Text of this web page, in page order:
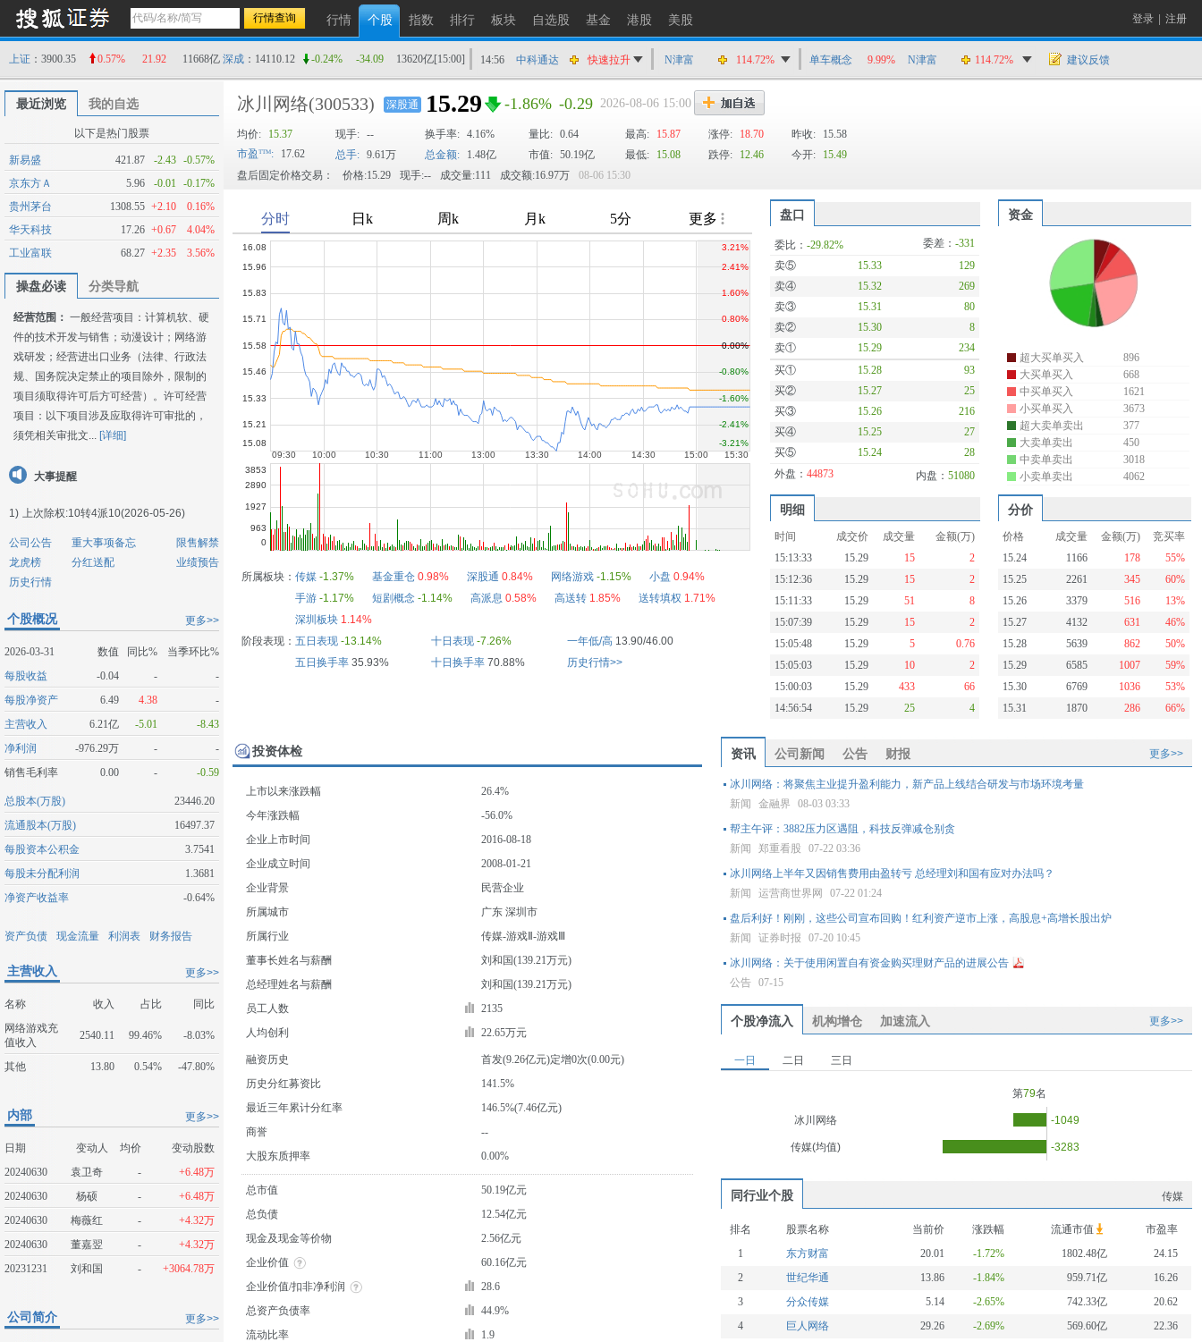
行情 个股 指数 排行 板块 自选股 基金 港股 美股 登录 注册
上证 ：3900.35 0.57% 21.92 11668亿 深成 ：14110.12 -0.24% -34.09 13620亿[15:00] 14:56 中科通达
快速拉升
14:55
三环集团
快速拉升
14:55
郑州煤电
猛烈打压
14:54
澄天伟业
快速拉升
致远互联
猛烈打压
14:53
怡达股份
快速拉升
N津富 114.72% 单车概念 9.99% N津富 114.72% 建议反馈
最近浏览 我的自选
以下是热门股票
新易盛 421.87 -2.43 -0.57%
京东方Ａ
5.96 -0.01
-0.17%
贵州茅台
1308.55 +2.10
0.16%
华天科技
17.26 +0.67
4.04%
工业富联
68.27 +2.35 3.56%
操盘必读 分类导航
经营范围： 一般经营项目：计算机软、硬
件的技术开发与销售；动漫设计；网络游
戏研发；经营进出口业务（法律、行政法
规、国务院决定禁止的项目除外，限制的
项目须取得许可后方可经营）。许可经营
项目：以下项目涉及应取得许可审批的，
须凭相关审批文... [详细]
大事提醒
1) 上次除权:10转4派10(2026-05-26)
公司公告 重大事项备忘
限售解禁
龙虎榜
分红送配
业绩预告
历史行情
更多>>
个股概况
2026-03-31 数值 同比%
当季环比%
每股收益
-0.04 -
-
每股净资产
6.49 4.38
-
主营收入
6.21亿 -5.01
-8.43
净利润
-976.29万 -
-
销售毛利率
0.00 - -0.59
总股本(万股)
23446.20
流通股本(万股)
16497.37
每股资本公积金
3.7541
每股未分配利润
1.3681
净资产收益率
-0.64%
资产负债 现金流量 利润表 财务报告
更多>>
主营收入
名称 收入 占比
同比
网络游戏充
值收入
2540.11 99.46% -8.03%
其他 13.80 0.54% -47.80%
更多>>
内部
日期 变动人 均价
变动股数
20240630
袁卫奇 -
+6.48万
20240630
杨硕 -
+6.48万
20240630
梅薇红 -
+4.32万
20240630
董嘉翌 -
+4.32万
20231231
刘和国 - +3064.78万
更多>>
公司简介
冰川网络(300533) 深股通 15.29 -1.86% -0.29 2026-08-06 15:00
均价: 15.37 现手: -- 换手率: 4.16% 量比: 0.64 最高: 15.87 涨停: 18.70 昨收:
15.58
市盈
: 17.62 总手: 9.61万 总金额: 1.48亿 市值: 50.19亿 最低: 15.08 跌停: 12.46 今开:
15.49
盘后固定价格交易：
价格:15.29 现手:-- 成交量:111 成交额:16.97万 08-06 15:30
所属板块： 传媒 -1.37% 基金重仓 0.98% 深股通 0.84% 网络游戏 -1.15% 小盘 0.94%
手游 -1.17% 短剧概念 -1.14% 高派息 0.58% 高送转 1.85% 送转填权 1.71%
深圳板块 1.14%
阶段表现： 五日表现 -13.14% 十日表现 -7.26% 一年低/高 13.90/46.00
五日换手率35.93% 十日换手率70.88% 历史行情>>
盘口 资金
委比：-29.82% 委差：-331
卖⑤
15.33
129
卖④
15.32
269
卖③
15.31
80
卖②
15.30
8
卖①
15.29
234
买①
15.28
93
买②
15.27
25
买③
15.26
216
买④
15.25
27
买⑤
15.24
28
外盘：44873 内盘：51080
超大买单买入
896
大买单买入
668
中买单买入
1621
小买单买入
3673
超大卖单卖出
377
大卖单卖出
450
中卖单卖出
3018
小卖单卖出
4062
明细 分价
时间 成交价 成交量
金额(万)
15:13:33
15.29 15
2
15:12:36
15.29 15
2
15:11:33
15.29 51
8
15:07:39
15.29 15
2
15:05:48
15.29 5
0.76
15:05:03
15.29 10
2
15:00:03
15.29 433
66
14:56:54
15.29 25 4
价格 成交量 金额(万)
竞买率
15.24
1166 178
55%
15.25
2261 345
60%
15.26
3379 516
13%
15.27
4132 631
46%
15.28
5639 862
50%
15.29
6585 1007
59%
15.30
6769 1036
53%
15.31
1870 286 66%
投资体检
上市以来涨跌幅
26.4%
今年涨跌幅
-56.0%
企业上市时间
2016-08-18
企业成立时间
2008-01-21
企业背景
民营企业
所属城市
广东 深圳市
所属行业
传媒-游戏Ⅱ-游戏Ⅲ
董事长姓名与薪酬
刘和国(139.21万元)
总经理姓名与薪酬
刘和国(139.21万元)
员工人数
2135
人均创利
22.65万元
融资历史
首发(9.26亿元)定增0次(0.00元)
历史分红募资比
141.5%
最近三年累计分红率
146.5%(7.46亿元)
商誉
--
大股东质押率
0.00%
总市值
50.19亿元
总负债
12.54亿元
现金及现金等价物
2.56亿元
企业价值
60.16亿元
企业价值/扣非净利润
28.6
总资产负债率
44.9%
流动比率
1.9
资讯 公司新闻 公告 财报 更多>>
冰川网络：将聚焦主业提升盈利能力，新产品上线结合研发与市场环境考量
新闻
金融界
08-03 03:33
帮主午评：3882压力区遇阻，科技反弹减仓别贪
新闻
郑重看股
07-22 03:36
冰川网络上半年又因销售费用由盈转亏 总经理刘和国有应对办法吗？
新闻
运营商世界网
07-22 01:24
盘后利好！刚刚，这些公司宣布回购！红利资产逆市上涨，高股息+高增长股出炉
新闻
证券时报
07-20 10:45
冰川网络：关于使用闲置自有资金购买理财产品的进展公告
公告
07-15
个股净流入 机构增仓 加速流入 更多>>
一日 二日 三日
第79名
冰川网络 -1049
传媒(均值) -3283
同行业个股 传媒
排名 股票名称 当前价 涨跌幅 流通市值
市盈率
1
东方财富 20.01 -1.72% 1802.48亿
24.15
2
世纪华通 13.86 -1.84% 959.71亿
16.26
3
分众传媒 5.14 -2.65% 742.33亿
20.62
4
巨人网络 29.26 -2.69% 569.60亿
22.36